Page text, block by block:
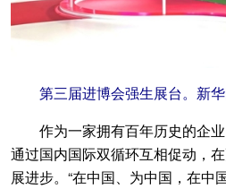
第三届进博会强生展台。新
作为一家拥有百年历史的企业
通过国内国际双循环互相促动，
展进步。“在中国、为中国，在中